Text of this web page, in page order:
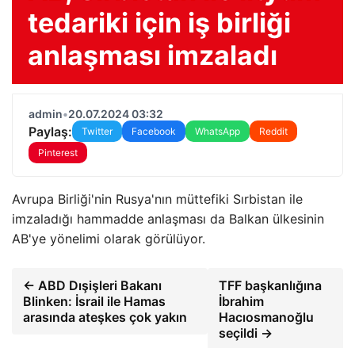
tedariki için iş birliği
anlaşması imzaladı
admin•20.07.2024 03:32
Paylaş: Twitter Facebook WhatsApp
Reddit
Pinterest
Avrupa Birliği'nin Rusya'nın müttefiki Sırbistan ile
imzaladığı hammadde anlaşması da Balkan ülkesinin
AB'ye yönelimi olarak görülüyor.
← ABD Dışişleri Bakanı
Blinken: İsrail ile Hamas
arasında ateşkes çok yakın
TFF başkanlığına
İbrahim
Hacıosmanoğlu
seçildi →